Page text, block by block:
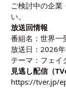
ご検討中の企業
い。
放送回情報
番組名：世界一
放送日：2026
テーマ：フェイ
見逃し配信（
https://tver.jp/